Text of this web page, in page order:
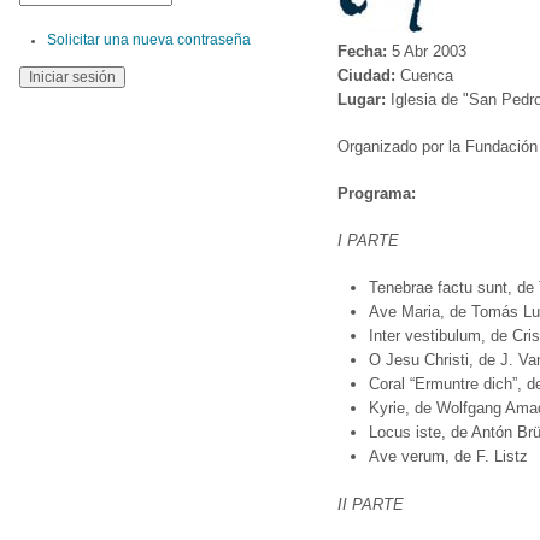
Fecha: 5 Abr 2003
Ciudad: Cuenca
Lugar: Iglesia de "San
Organizado por la
Programa:
I PARTE
Tenebrae factu sunt,
Ave Maria, de Tomás
Inter vestibulum, de
O Jesu Christi, de J.
Coral “Ermuntre dich”,
Kyrie, de Wolfgang
Locus iste, de Antón
Ave verum, de F. Listz
II PARTE
Solicitar una nueva contraseña